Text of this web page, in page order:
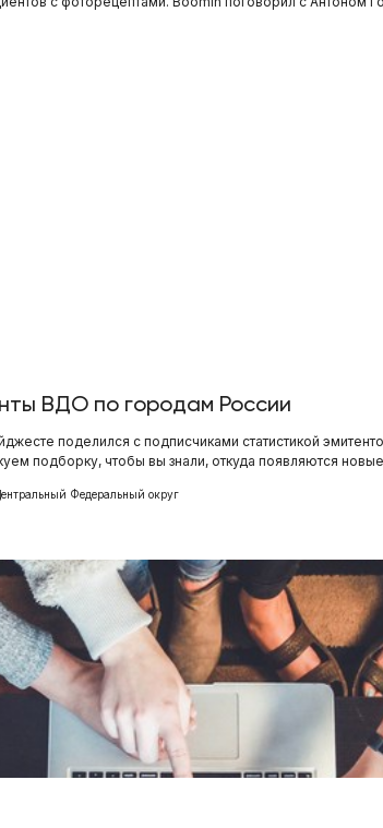
ВДО по городам России
поделился с подписчиками статистикой
подборку, чтобы вы знали, откуда появляются
Федеральный округ